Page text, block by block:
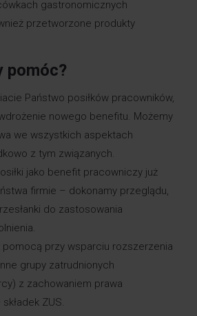
gastronomicznych
przetworzone produkty
pomóc?
Państwo posiłków pracowników,
nowego benefitu. Możemy
we wszystkich aspektach
z tym związanych.
jako benefit pracowniczy już
firmie – dokonamy przeglądu,
do zastosowania
pomocą przy wsparciu rozszerzenia
grupy zatrudnionych
z zachowaniem prawa
ZUS.